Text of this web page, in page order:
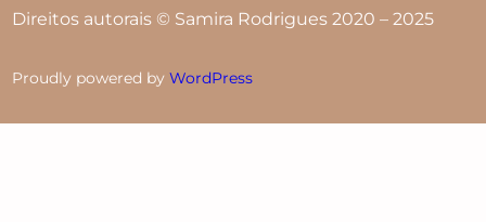
Direitos autorais © Samira Rodrigues 2020 – 2025
Proudly powered by WordPress